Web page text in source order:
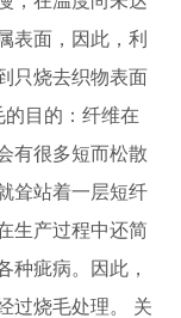
表面，因此，利
只烧去织物表面
目的：纤维在
有很多短而松散
耸站着一层短纤
生产过程中还简
种疵病。因此，
过烧毛处理。 关